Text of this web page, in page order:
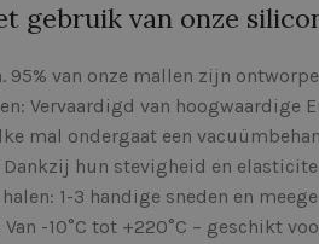
gebruik van onze
95% van onze mallen zijn
Vervaardigd van
mal ondergaat een
hun stevigheid en
1-3 handige sneden en
-10°C tot +220°C – geschikt